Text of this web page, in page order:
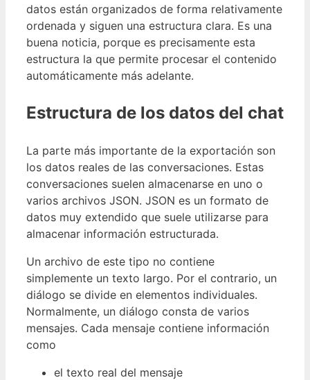
datos están organizados de forma relativamente
ordenada y siguen una estructura clara. Es una
buena noticia, porque es precisamente esta
estructura la que permite procesar el contenido
automáticamente más adelante.
Estructura de los datos del chat
La parte más importante de la exportación son
los datos reales de las conversaciones. Estas
conversaciones suelen almacenarse en uno o
varios archivos JSON. JSON es un formato de
datos muy extendido que suele utilizarse para
almacenar información estructurada.
Un archivo de este tipo no contiene
simplemente un texto largo. Por el contrario, un
diálogo se divide en elementos individuales.
Normalmente, un diálogo consta de varios
mensajes. Cada mensaje contiene información
como
el texto real del mensaje